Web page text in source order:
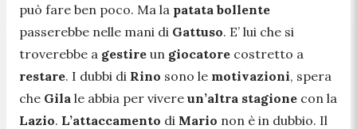
può fare ben poco. Ma la patata bollente
passerebbe nelle mani di Gattuso. E’ lui che si
troverebbe a gestire un giocatore costretto a
restare. I dubbi di Rino sono le motivazioni, spera
che Gila le abbia per vivere un’altra stagione con la
Lazio. L’attaccamento di Mario non è in dubbio. Il